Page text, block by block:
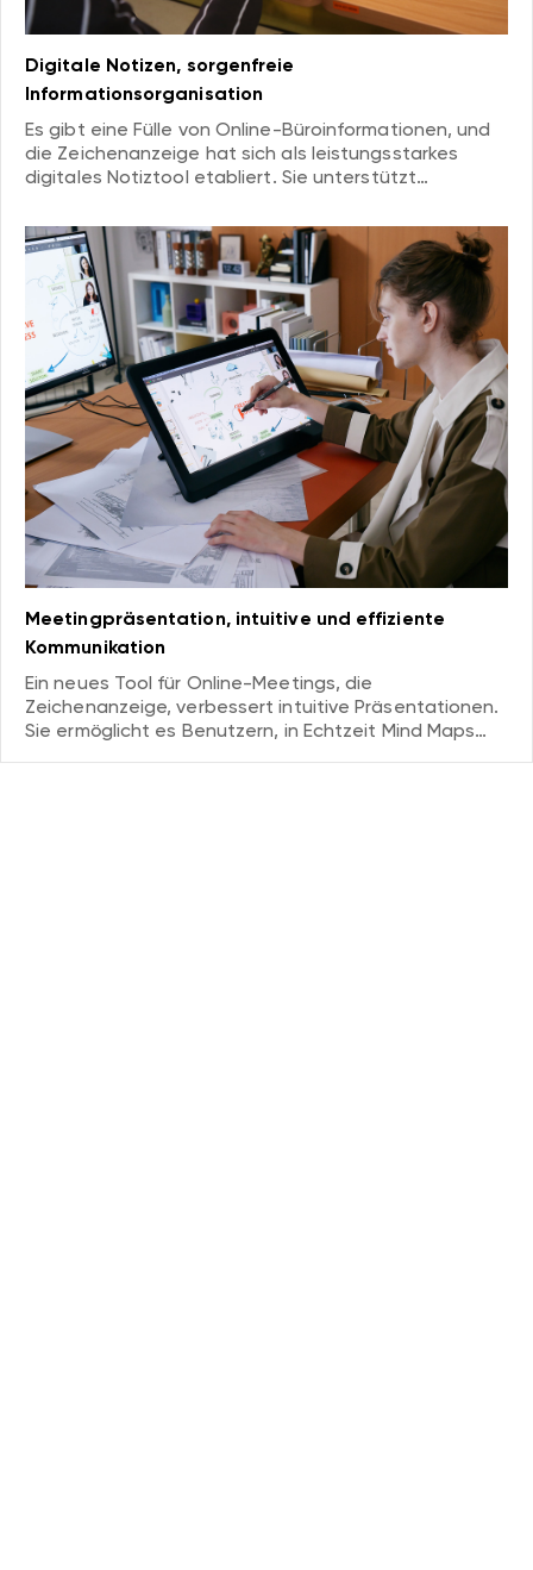
Digitale Notizen, sorgenfreie
Informationsorganisation
Es gibt eine Fülle von Online-Büroinformationen, und
die Zeichenanzeige hat sich als leistungsstarkes
digitales Notiztool etabliert. Sie unterstützt
und erleichtert die einfache Organisation von
Besprechungsprotokollen und Projektplänen. Mit
Cloud-Synchronisierung können Benutzer jederzeit
und überall auf ihre Notizen zugreifen und so die
Arbeitseffizienz verbessern.
Meetingpräsentation, intuitive und effiziente
Kommunikation
Ein neues Tool für Online-Meetings, die
Zeichenanzeige, verbessert intuitive Präsentationen.
Sie ermöglicht es Benutzern, in Echtzeit Mind Maps